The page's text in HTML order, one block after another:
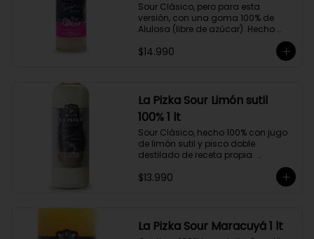
Sour Clásico, pero para esta
versión, con una goma 100% de
Alulosa (libre de azúcar). Hecho
100% con jugo de limón sutil y pisco
doble destilado de receta propia
hecho a partir de uva Moscatel de
corazón del Valle del Elqui.
$14.990
La Pizka Sour Limón sutil
100% 1 lt
Sour Clásico, hecho 100% con jugo
de limón sutil y pisco doble
destilado de receta propia.
Elaborado en el corazón del Valle
del Elqui, hecho a partir de uva
$13.990
La Pizka Sour Maracuyá 1 lt